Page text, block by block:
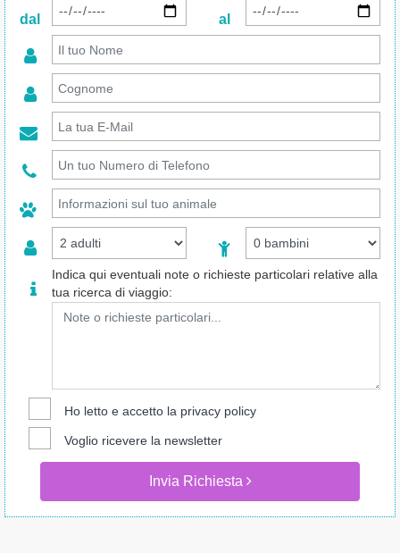
dal al
Indica qui eventuali note o richieste particolari relative alla
tua ricerca di viaggio:
Ho letto e accetto la privacy policy
Voglio ricevere la newsletter
Invia Richiesta